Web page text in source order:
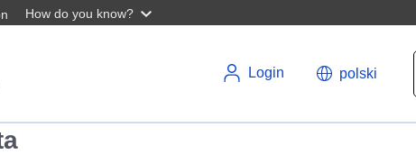
How do you know?
Login polski